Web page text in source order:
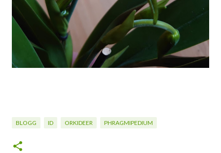
BLOGG ID ORKIDEER PHRAGMIPEDIUM